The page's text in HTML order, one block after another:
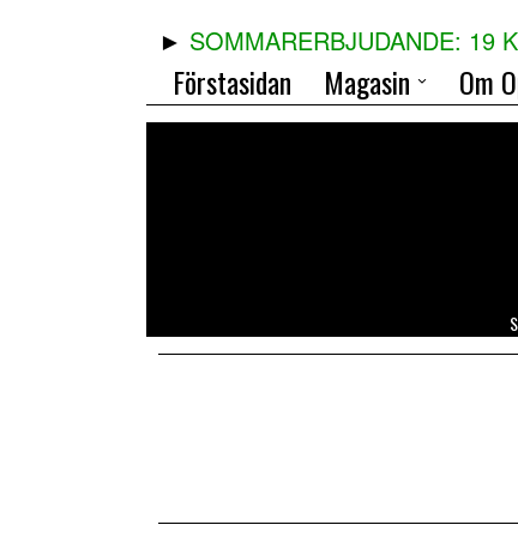
SOMMARERBJUDANDE: 19
Förstasidan Magasin Om